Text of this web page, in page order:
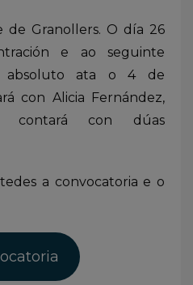
de Granollers. O día 26
e ao seguinte
absoluto ata o 4 de
con Alicia Fernández,
contará con dúas
a convocatoria e o